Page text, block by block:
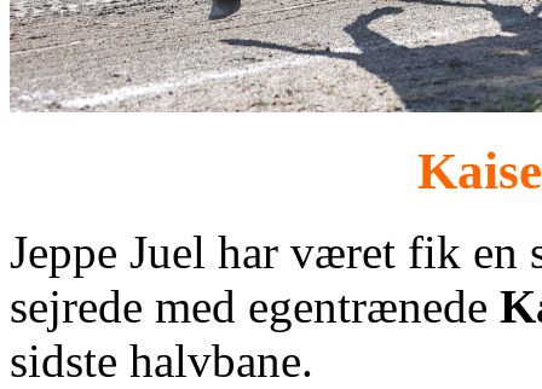
Jeppe Juel har været fik en
sejrede med egentrænede
sidste halvbane.